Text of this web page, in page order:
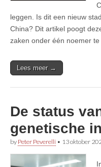
leggen. Is dit een nieuw
China? Dit artikel poogt
zaken onder één noemer te
Lees meer →
De status
genetische
by Peter Peverelli • 13 oktober